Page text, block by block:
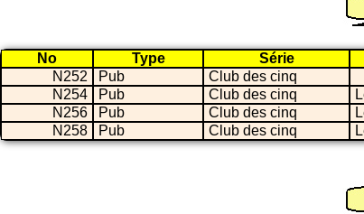
No Type Série
N252
Pub Club des cinq
N254
Pub Club des cinq
N256
Pub Club des cinq
N258
Pub Club des cinq